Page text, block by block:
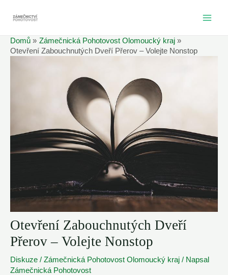
Domů
Zámečnická Pohotovost Olomoucký kraj
Otevření Zabouchnutých Dveří Přerov – Volejte Nonstop
Otevření Zabouchnutých Dveří
Přerov – Volejte Nonstop
Diskuze / Zámečnická Pohotovost Olomoucký kraj / Napsal
Zámečnická Pohotovost